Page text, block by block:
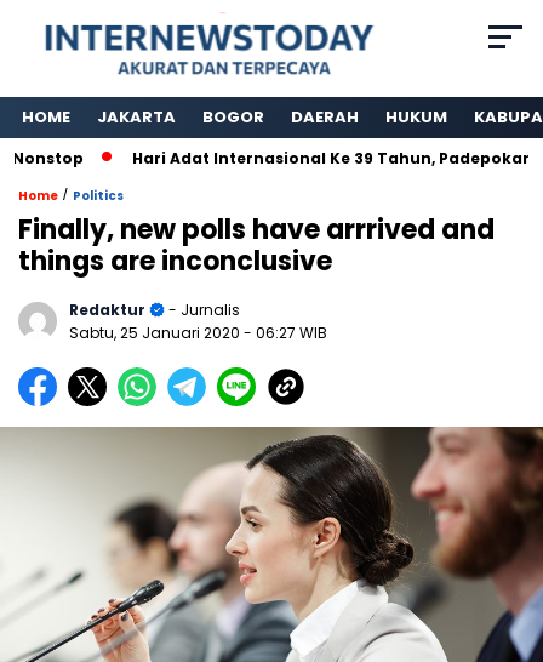
HOME JAKARTA BOGOR DAERAH HUKUM
Hari Adat Internasional Ke 39 Tahun, Padepokan
Home / Politics
Finally, new polls have arrrived and
things are inconclusive
Redaktur
- Jurnalis
Sabtu, 25 Januari 2020 - 06:27 WIB